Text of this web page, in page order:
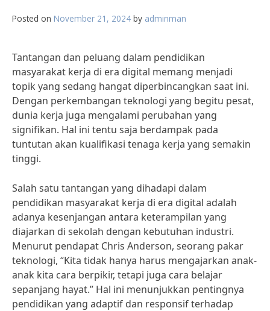
Posted on November 21, 2024 by adminman
Tantangan dan peluang dalam pendidikan
masyarakat kerja di era digital memang menjadi
topik yang sedang hangat diperbincangkan saat ini.
Dengan perkembangan teknologi yang begitu pesat,
dunia kerja juga mengalami perubahan yang
signifikan. Hal ini tentu saja berdampak pada
tuntutan akan kualifikasi tenaga kerja yang semakin
tinggi.
Salah satu tantangan yang dihadapi dalam
pendidikan masyarakat kerja di era digital adalah
adanya kesenjangan antara keterampilan yang
diajarkan di sekolah dengan kebutuhan industri.
Menurut pendapat Chris Anderson, seorang pakar
teknologi, “Kita tidak hanya harus mengajarkan anak-
anak kita cara berpikir, tetapi juga cara belajar
sepanjang hayat.” Hal ini menunjukkan pentingnya
pendidikan yang adaptif dan responsif terhadap